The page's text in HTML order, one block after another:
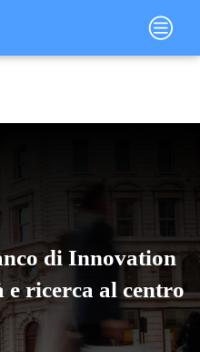
Main
Menu
di Innovation
e ricerca al centro